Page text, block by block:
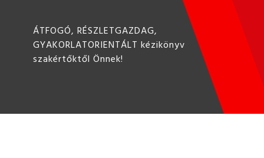
ÁTFOGÓ, RÉSZLETGAZDAG,
GYAKORLATORIENTÁLT kézikönyv
szakértőktől Önnek!